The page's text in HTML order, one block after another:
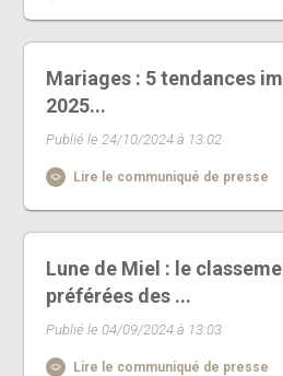
Mariages : 5 tendances
2025...
Publié le 24/10/2024 à 13:02
Lire le communiqué de presse
Lune de Miel : le
préférées des ...
Publié le 04/09/2024 à 13:03
Lire le communiqué de presse